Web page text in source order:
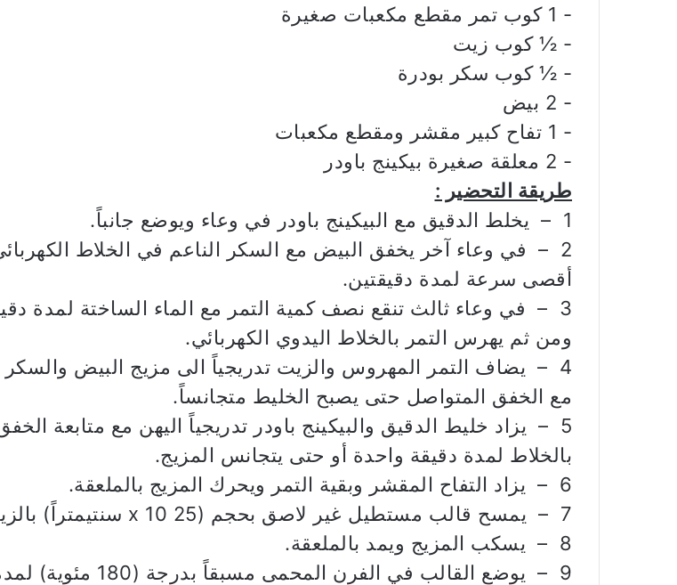
‏- 1 كوب تمر مقطع مكعبات صغيرة
‏- ½ كوب زيت
‏- ½ كوب سكر بودرة
‏- 2 بيض
‏- 1 تفاح كبير مقشر ومقطع مكعبات
‏- 2 معلقة صغيرة بيكينج باودر
طريقة التحضير :
1 – يخلط الدقيق مع البيكينج باودر في وعاء ويوضع جانباً.
2 – في وعاء آخر يخفق البيض مع السكر الناعم في الخلاط
أقصى سرعة لمدة دقيقتين.
3 – في وعاء ثالث تنقع نصف كمية التمر مع الماء الساختة لمدة
ومن ثم يهرس التمر بالخلاط اليدوي الكهربائي.
4 – يضاف التمر المهروس والزيت تدريجياً الى مزيج البيض والسكر
مع الخفق المتواصل حتى يصبح الخليط متجانساً.
5 – يزاد خليط الدقيق والبيكينج باودر تدريجياً اليهن مع متابعة
بالخلاط لمدة دقيقة واحدة أو حتى يتجانس المزيج.
6 – يزاد التفاح المقشر وبقية التمر ويحرك المزيج بالملعقة.
7 – يمسح قالب مستطيل غير لاصق بحجم (25 x 10 سنتيمتراً) بالزيت.
8 – يسكب المزيج ويمد بالملعقة.